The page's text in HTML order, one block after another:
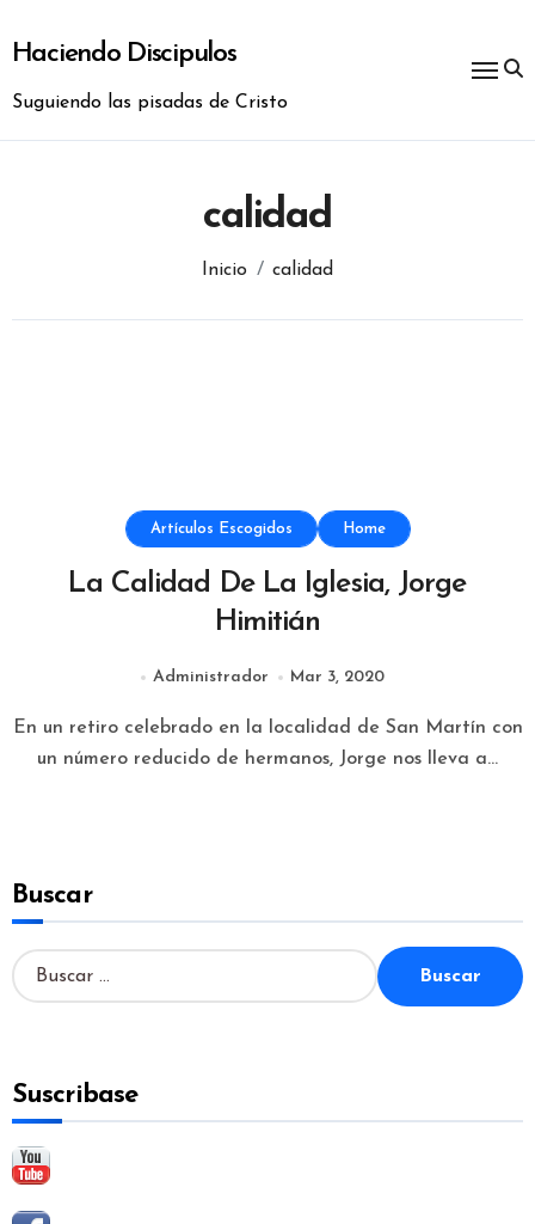
contenido
Haciendo Discipulos
Suguiendo las pisadas de Cristo
calidad
Inicio calidad
Artículos Escogidos Home
La Calidad De La Iglesia, Jorge
Himitián
Administrador Mar 3, 2020
En un retiro celebrado en la localidad de San Martín con
un número reducido de hermanos, Jorge nos lleva a…
Buscar
B
u
r
:
Suscribase